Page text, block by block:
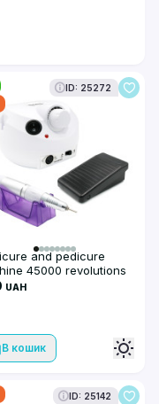
ID: 25272
and pedicure
45000 revolutions
ZS-601 white
UAH
В кошик
ID: 25142